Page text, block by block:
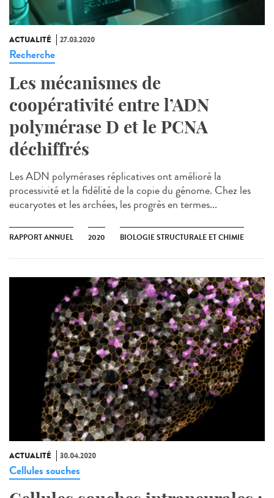
ACTUALITÉ 27.03.2020
Recherche
Les mécanismes de
coopérativité entre l’ADN
polymérase D et le PCNA
déchiffrés
Les ADN polymérases réplicatives ont amélioré la
processivité et la fidélité de la copie du génome. Chez les
eucaryotes et les archées, les progrès en termes...
RAPPORT ANNUEL 2020 BIOLOGIE STRUCTURALE ET CHIMIE
ACTUALITÉ 30.04.2020
Cellules souches